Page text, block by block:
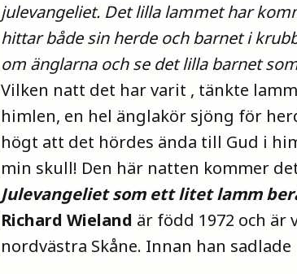
julevangeliet. Det lilla lammet har
hittar både sin herde och barnet i
om änglarna och se det lilla barnet
Vilken natt det har varit , tänkte
himlen, en hel änglakör sjöng för
högt att det hördes ända till Gud i
min skull! Den här natten kommer
Julevangeliet som ett litet lamm
Richard Wieland är född 1972 och är
nordvästra Skåne. Innan han sadlade